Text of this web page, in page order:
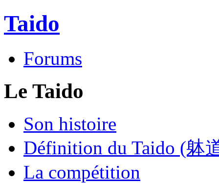
Taido
Forums
Le Taido
Son histoire
Définition du Taido (躰
La compétition